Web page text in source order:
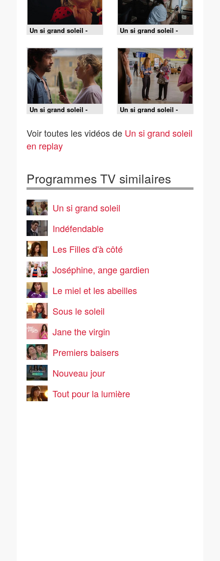
Un si grand soleil -
09/08/2026
Un si grand soleil -
07/08/2026
Un si grand soleil -
07/08/2026
Un si grand soleil -
07/08/2026
Voir toutes les vidéos de Un si grand soleil
en replay
Programmes TV similaires
Un si grand soleil
Indéfendable
Les Filles d'à côté
Joséphine, ange gardien
Le miel et les abeilles
Sous le soleil
Jane the virgin
Premiers baisers
Nouveau jour
Tout pour la lumière